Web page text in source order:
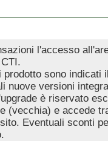
l'accesso
sono indicati
nuove versioni
è riservato
(vecchia) e accede
Eventuali sconti